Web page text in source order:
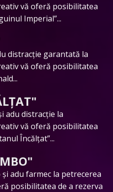
vă oferă posibilitatea
Imperial”...
distracție garantată la
vă oferă posibilitatea
adu distracție la
vă oferă posibilitatea
Încălțat”...
adu farmec la petrecerea
posibilitatea de a rezerva